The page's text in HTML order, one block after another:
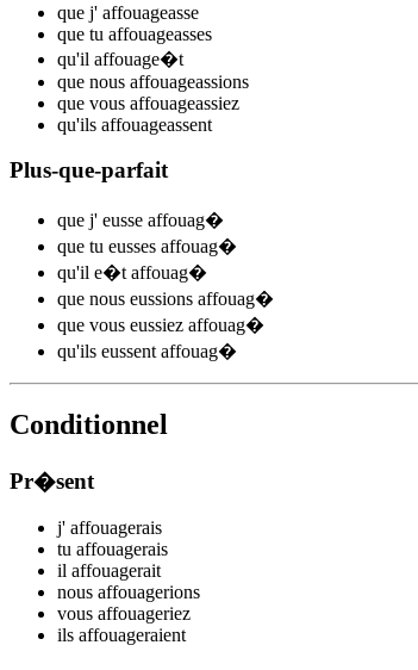
que j' affouageasse
que tu affouageasses
qu'il affouage�t
que nous affouageassions
que vous affouageassiez
qu'ils affouageassent
Plus-que-parfait
que j' eusse affouag�
que tu eusses affouag�
qu'il e�t affouag�
que nous eussions affouag�
que vous eussiez affouag�
qu'ils eussent affouag�
Conditionnel
Pr�sent
j' affouagerais
tu affouagerais
il affouagerait
nous affouagerions
vous affouageriez
ils affouageraient